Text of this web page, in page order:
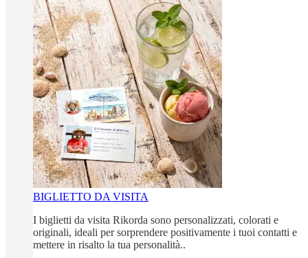
BIGLIETTO DA VISITA
I biglietti da visita Rikorda sono personalizzati, colorati e
originali, ideali per sorprendere positivamente i tuoi contatti e
mettere in risalto la tua personalità..